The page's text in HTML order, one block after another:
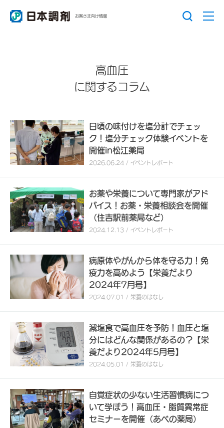
お客さま向け情報
高血圧
に関するコラム
日頃の味付けを塩分計でチェッ
ク！塩分チェック体験イベントを
開催in松江薬局
2026.06.24 / イベントレポート
お薬や栄養について専門家がアド
バイス！お薬・栄養相談会を開催
（住吉駅前薬局など）
2024.12.13 / イベントレポート
病原体やがんから体を守る力！免
疫力を高めよう【栄養だより
2024年7月号】
2024.07.01 / 栄養のはなし
減塩食で高血圧を予防！血圧と塩
分にはどんな関係があるの？【栄
養だより2024年5月号】
2024.05.01 / 栄養のはなし
自覚症状の少ない生活習慣病につ
いて学ぼう！高血圧・脂質異常症
セミナーを開催（あべの薬局）